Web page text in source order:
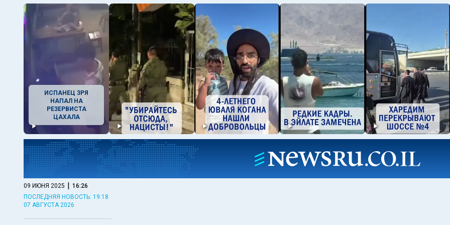
ИСПАНЕЦ ЗРЯ
НАПАЛ НА
РЕЗЕРВИСТА
ЦАХАЛА
09 ИЮНЯ 2025 | 16:26
ПОСЛЕДНЯЯ НОВОСТЬ: 19:18
07 АВГУСТА 2026